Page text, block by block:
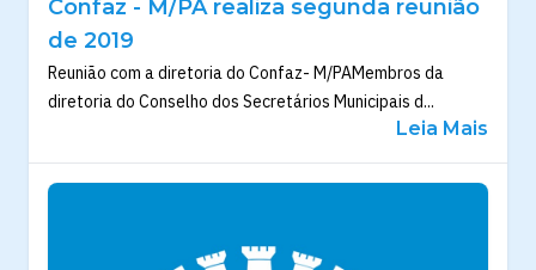
Confaz - M/PA realiza segunda reunião
de 2019
Reunião com a diretoria do Confaz- M/PAMembros da
diretoria do Conselho dos Secretários Municipais d...
Leia Mais